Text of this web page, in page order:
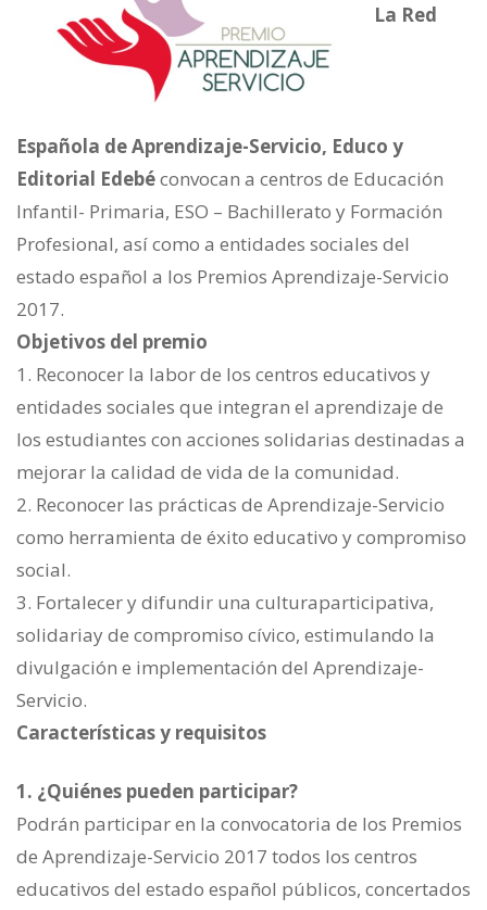
La Red
Española de Aprendizaje-Servicio, Educo y
Editorial Edebéconvocan a centros de Educación
Infantil- Primaria, ESO – Bachillerato y Formación
Profesional, así como a entidades sociales del
estado español a los Premios Aprendizaje-Servicio
2017.
Objetivos del premio
1. Reconocer la labor de los centros educativos y
entidades sociales que integran el aprendizaje de
los estudiantes con acciones solidarias destinadas a
mejorar la calidad de vida de la comunidad.
2. Reconocer las prácticas de Aprendizaje-Servicio
como herramienta de éxito educativo y compromiso
social.
3. Fortalecer y difundir una culturaparticipativa,
solidariay de compromiso cívico, estimulando la
divulgación e implementación del Aprendizaje-
Servicio.
Características y requisitos
1. ¿Quiénes pueden participar?
Podrán participar en la convocatoria de los Premios
de Aprendizaje-Servicio 2017 todos los centros
educativos del estado español públicos, concertados